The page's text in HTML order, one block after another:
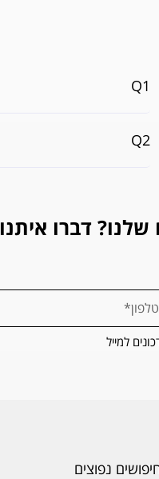
Q1
Q2
דברו איתנו
למייל
נפוצים